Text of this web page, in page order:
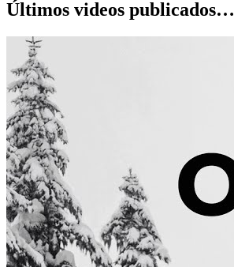
Últimos videos publicados…